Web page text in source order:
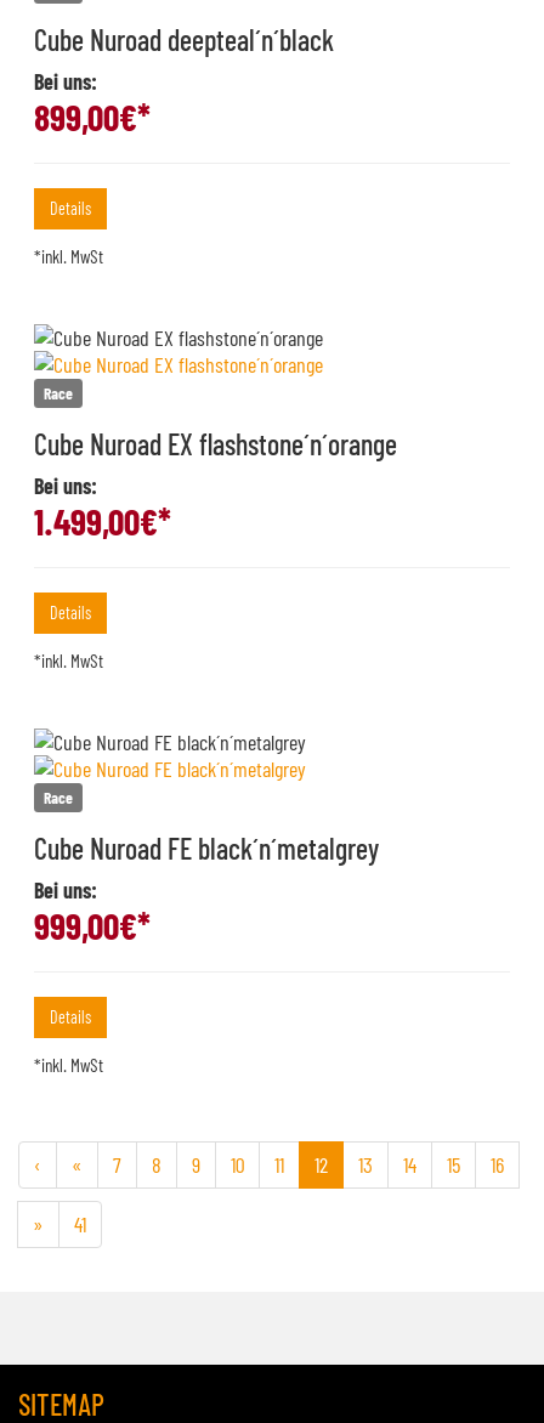
Cube Nuroad deepteal´n´black
Bei uns:
899,00€*
Details
*inkl. MwSt
Race
Cube Nuroad EX flashstone´n´orange
Bei uns:
1.499,00€*
Details
*inkl. MwSt
Race
Cube Nuroad FE black´n´metalgrey
Bei uns:
999,00€*
Details
*inkl. MwSt
‹ « 7 8 9 10 11 12 13 14 15 16
» 41
SITEMAP